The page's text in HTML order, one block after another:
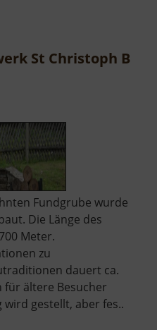
St Christoph
Fundgrube wurde
Die Länge des
Meter.
zu
dauert ca.
für ältere Besucher
wird gestellt, aber fes..